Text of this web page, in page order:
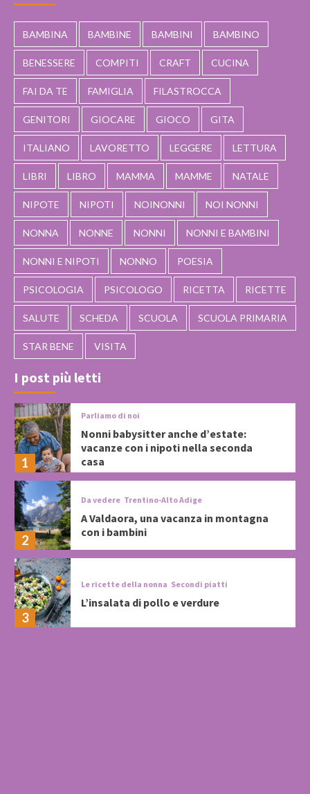
BAMBINA BAMBINE BAMBINI BAMBINO
BENESSERE COMPITI CRAFT CUCINA
FAI DA TE FAMIGLIA FILASTROCCA
GENITORI GIOCARE GIOCO GITA
ITALIANO LAVORETTO LEGGERE LETTURA
LIBRI LIBRO MAMMA MAMME NATALE
NIPOTE NIPOTI NOINONNI NOI NONNI
NONNA NONNE NONNI NONNI E BAMBINI
NONNI E NIPOTI NONNO POESIA
PSICOLOGIA PSICOLOGO RICETTA RICETTE
SALUTE SCHEDA SCUOLA SCUOLA PRIMARIA
STAR BENE VISITA
I post più letti
1
Parliamo di noi
Nonni babysitter anche d’estate:
vacanze con i nipoti nella seconda
casa
2
Da vedere Trentino-Alto Adige
A Valdaora, una vacanza in montagna
con i bambini
3
Le ricette della nonna Secondi piatti
L’insalata di pollo e verdure